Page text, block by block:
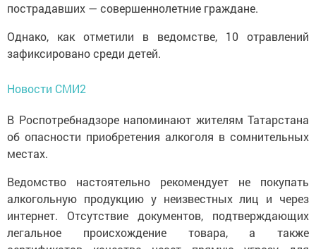
пострадавших — совершеннолетние граждане.
Однако, как отметили в ведомстве, 10 отравлений
зафиксировано среди детей.
Новости СМИ2
В Роспотребнадзоре напоминают жителям Татарстана
об опасности приобретения алкоголя в сомнительных
местах.
Ведомство настоятельно рекомендует не покупать
алкогольную продукцию у неизвестных лиц и через
интернет. Отсутствие документов, подтверждающих
легальное происхождение товара, а также